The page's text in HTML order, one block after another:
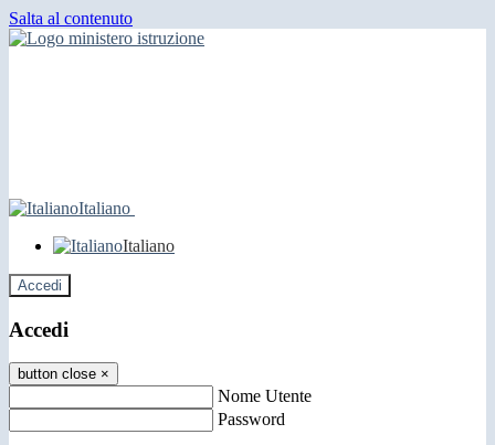
Salta al contenuto
Italiano
Italiano
Accedi
Accedi
button close ×
Nome Utente
Password